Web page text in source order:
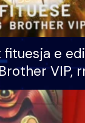
fituesja e
VIP,
prej 100